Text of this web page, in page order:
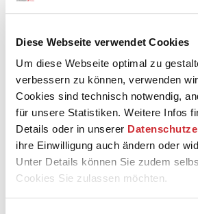
Diese Webseite verwendet Cookies
Um diese Webseite optimal zu
verbessern zu können, verwenden
Cookies sind technisch notwendig,
für unsere Statistiken. Weitere Infos
Details oder in unserer
ihre Einwilligung auch ändern oder
Unter Details können Sie zudem
Cookies Sie zulassen möchten.
Nacherzählen einer stringenten
Dichter selbst seiner Leserschaft
erleben Sie das immer gleiche
Spielarten. Gespielt wird, bis über
Licht verlöscht. Denn schließlich
nicht sein darf: Nämlich
in die raue Wirklichkeit fernab des
Mit von der Partie sind wieder
Staatskapelle Weimar unter Leitung